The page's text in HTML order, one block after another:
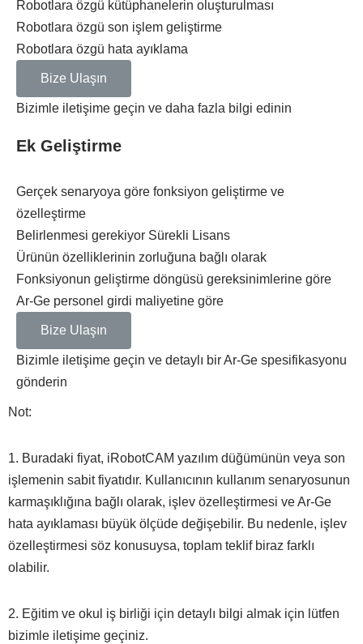
Robotlara özgü kütüphanelerin oluşturulması
Robotlara özgü son işlem geliştirme
Robotlara özgü hata ayıklama
Bize Ulaşın
Bizimle iletişime geçin ve daha fazla bilgi edinin
Ek Geliştirme
Gerçek senaryoya göre fonksiyon geliştirme ve
özelleştirme
Belirlenmesi gerekiyor Sürekli Lisans
Ürünün özelliklerinin zorluğuna bağlı olarak
Fonksiyonun geliştirme döngüsü gereksinimlerine göre
Ar-Ge personel girdi maliyetine göre
Bize Ulaşın
Bizimle iletişime geçin ve detaylı bir Ar-Ge spesifikasyonu
gönderin
Not:
1. Buradaki fiyat, iRobotCAM yazılım düğümünün veya son
işlemenin sabit fiyatıdır. Kullanıcının kullanım senaryosunun
karmaşıklığına bağlı olarak, işlev özelleştirmesi ve Ar-Ge
hata ayıklaması büyük ölçüde değişebilir. Bu nedenle, işlev
özelleştirmesi söz konusuysa, toplam teklif biraz farklı
olabilir.
2. Eğitim ve okul iş birliği için detaylı bilgi almak için lütfen
bizimle iletişime geçiniz.